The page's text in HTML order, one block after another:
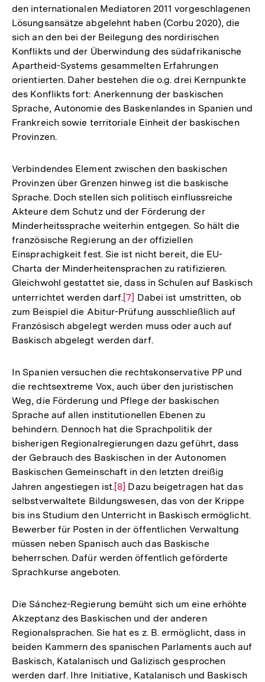
den internationalen Mediatoren 2011 vorgeschlagenen
Lösungsansätze abgelehnt haben (Corbu 2020), die
sich an den bei der Beilegung des nordirischen
Konflikts und der Überwindung des südafrikanische
Apartheid-Systems gesammelten Erfahrungen
orientierten. Daher bestehen die o.g. drei Kernpunkte
des Konflikts fort: Anerkennung der baskischen
Sprache, Autonomie des Baskenlandes in Spanien und
Frankreich sowie territoriale Einheit der baskischen
Provinzen.
Verbindendes Element zwischen den baskischen
Provinzen über Grenzen hinweg ist die baskische
Sprache. Doch stellen sich politisch einflussreiche
Akteure dem Schutz und der Förderung der
Minderheitssprache weiterhin entgegen. So hält die
französische Regierung an der offiziellen
Einsprachigkeit fest. Sie ist nicht bereit, die EU-
Charta der Minderheitensprachen zu ratifizieren.
Gleichwohl gestattet sie, dass in Schulen auf Baskisch
unterrichtet werden darf.Zur
Auflösung
der
Fußnote
[7] Dabei ist umstritten, ob
zum Beispiel die Abitur-Prüfung ausschließlich auf
Französisch abgelegt werden muss oder auch auf
Baskisch abgelegt werden darf.
In Spanien versuchen die rechtskonservative PP und
die rechtsextreme Vox, auch über den juristischen
Weg, die Förderung und Pflege der baskischen
Sprache auf allen institutionellen Ebenen zu
behindern. Dennoch hat die Sprachpolitik der
bisherigen Regionalregierungen dazu geführt, dass
der Gebrauch des Baskischen in der Autonomen
Baskischen Gemeinschaft in den letzten dreißig
Jahren angestiegen ist.Zur
Auflösung
der
Fußnote
[8] Dazu beigetragen hat das
selbstverwaltete Bildungswesen, das von der Krippe
bis ins Studium den Unterricht in Baskisch ermöglicht.
Bewerber für Posten in der öffentlichen Verwaltung
müssen neben Spanisch auch das Baskische
beherrschen. Dafür werden öffentlich geförderte
Sprachkurse angeboten.
Die Sánchez-Regierung bemüht sich um eine erhöhte
Akzeptanz des Baskischen und der anderen
Regionalsprachen. Sie hat es z. B. ermöglicht, dass in
beiden Kammern des spanischen Parlaments auch auf
Baskisch, Katalanisch und Galizisch gesprochen
werden darf. Ihre Initiative, Katalanisch und Baskisch